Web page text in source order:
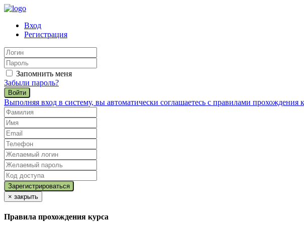
Вход
Регистрация
Запомнить меня
Забыли пароль?
Войти
Выполняя вход в систему, вы автоматически соглашаетесь с правилами прохождения
× закрыть
Правила прохождения курса